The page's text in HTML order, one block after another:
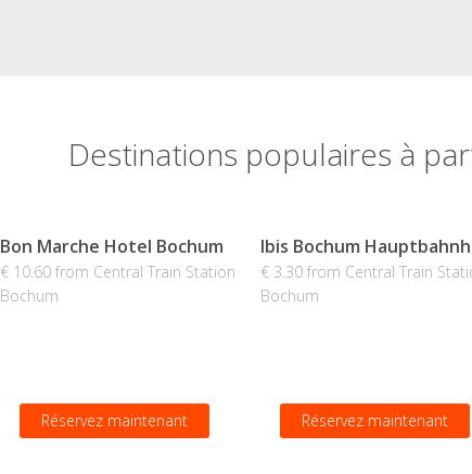
Destinations populaires à
Bon Marche Hotel Bochum
€ 10.60 from Central Train Station
Bochum
Réservez maintenant
Ibis Bochum
€ 3.30 from Central Train
Bochum
Réservez maintenant